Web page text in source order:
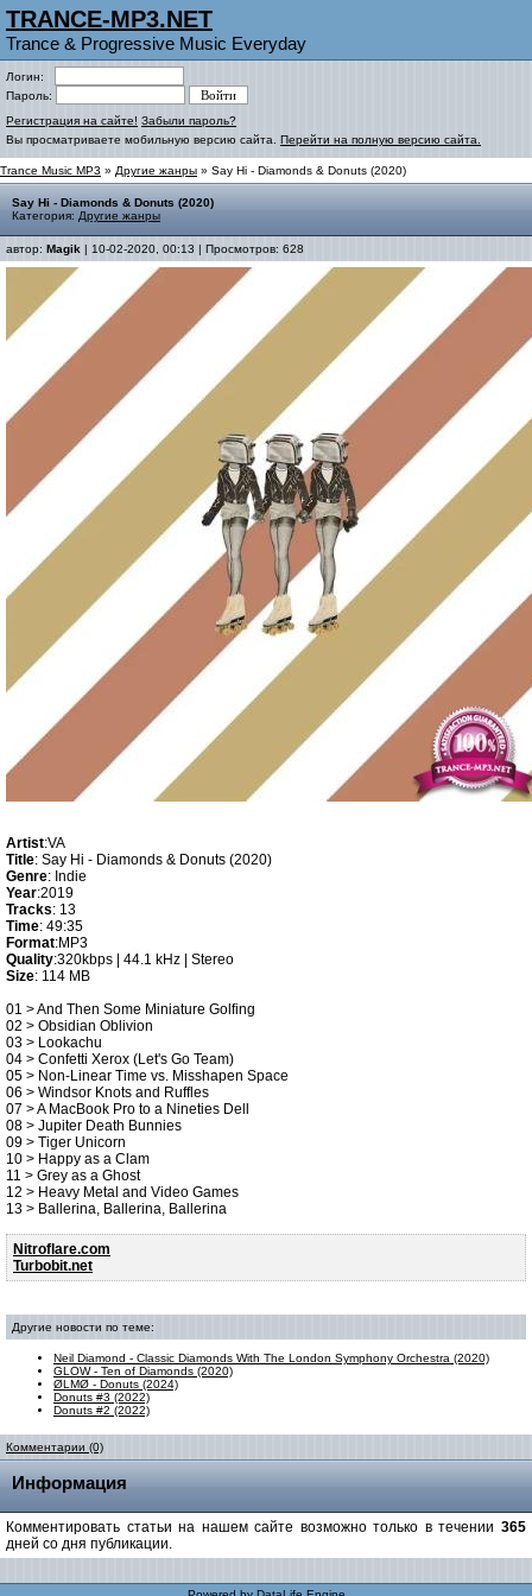
TRANCE-MP3.NET
Trance & Progressive Music Everyday
Логин:
Пароль:
Регистрация на сайте! Забыли пароль?
Вы просматриваете мобильную версию сайта. Перейти на полную версию сайта.
Trance Music MP3 » Другие жанры » Say Hi - Diamonds & Donuts (2020)
Say Hi - Diamonds & Donuts (2020)
Категория: Другие жанры
автор: Magik | 10-02-2020, 00:13 | Просмотров: 628
Artist:VA
Title: Say Hi - Diamonds & Donuts (2020)
Genre: Indie
Year:2019
Tracks: 13
Time: 49:35
Format:MP3
Quality:320kbps | 44.1 kHz | Stereo
Size: 114 MB
01 > And Then Some Miniature Golfing
02 > Obsidian Oblivion
03 > Lookachu
04 > Confetti Xerox (Let's Go Team)
05 > Non-Linear Time vs. Misshapen Space
06 > Windsor Knots and Ruffles
07 > A MacBook Pro to a Nineties Dell
08 > Jupiter Death Bunnies
09 > Tiger Unicorn
10 > Happy as a Clam
11 > Grey as a Ghost
12 > Heavy Metal and Video Games
13 > Ballerina, Ballerina, Ballerina
Nitroflare.com
Turbobit.net
Другие новости по теме:
Neil Diamond - Classic Diamonds With The London Symphony Orchestra (2020)
GLOW - Ten of Diamonds (2020)
ØLMØ - Donuts (2024)
Donuts #3 (2022)
Donuts #2 (2022)
Комментарии (0)
Информация
Комментировать статьи на нашем сайте возможно только в течении 365
дней со дня публикации.